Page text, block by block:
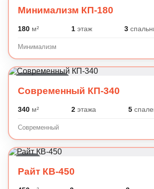
Минимализм КП-180
180м² 1этаж 3
Минимализм
Современный КП-340
340м² 2этажа 5
Современный
Райт КВ-450